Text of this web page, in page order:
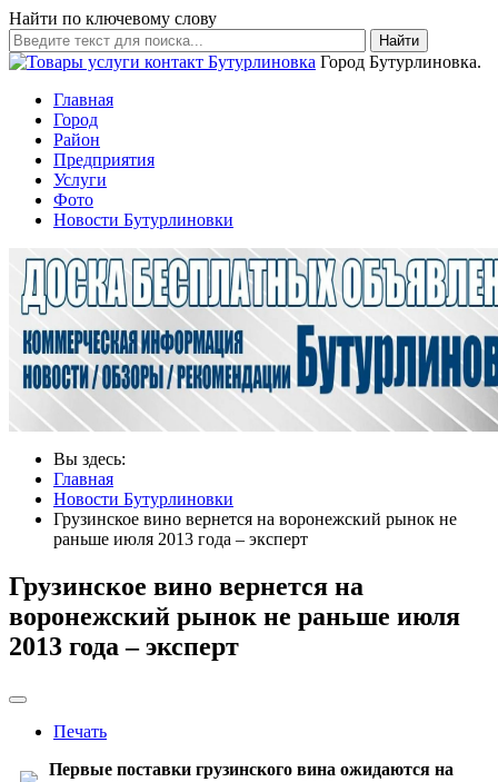
Найти по ключевому слову
Найти
Город Бутурлиновка.
Главная
Город
Район
Предприятия
Услуги
Фото
Новости Бутурлиновки
Вы здесь:
Главная
Новости Бутурлиновки
Грузинское вино вернется на воронежский рынок не
раньше июля 2013 года – эксперт
Грузинское вино вернется на
воронежский рынок не раньше июля
2013 года – эксперт
Печать
Первые поставки грузинского вина ожидаются на